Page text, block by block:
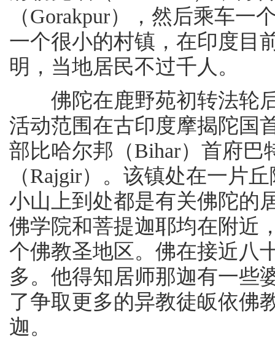
（Gorakpur），然后乘车
一个很小的村镇，在印度目
明，当地居民不过千人。
佛陀在鹿野苑初转法轮后
活动范围在古印度摩揭陀国
部比哈尔邦（Bihar）首府巴
（Rajgir）。该镇处在一片
小山上到处都是有关佛陀的
佛学院和菩提迦耶均在附近
个佛教圣地区。佛在接近八
多。他得知居师那迦有一些
了争取更多的异教徒皈依佛
迦。